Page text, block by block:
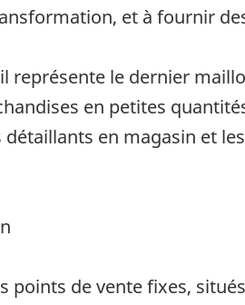
et à fournir
représente le dernier
en petites
en magasin et
points de vente fixes,